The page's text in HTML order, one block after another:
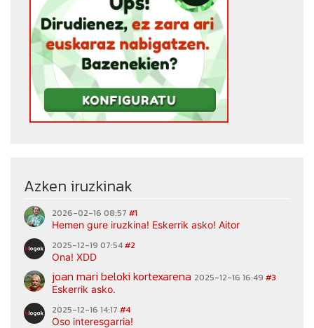
Azken iruzkinak
2026-02-16 08:57 #1
Hemen gure iruzkina! Eskerrik asko! Aitor
2025-12-19 07:54#2
Ona! XDD
joan mari beloki kortexarena 2025-12-16 16:49 #3
Eskerrik asko.
2025-12-16 14:17 #4
Oso interesgarria!